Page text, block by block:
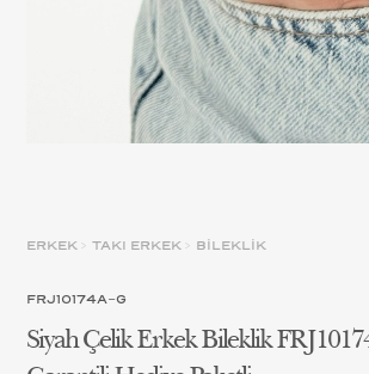
ERKEK > TAKI ERKEK > BİLEKLİK
FRJ10174A-G
Siyah Çelik Erkek Bileklik